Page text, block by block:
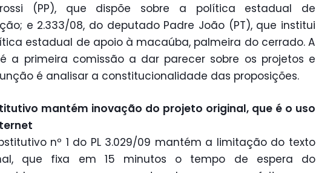
(PP), que dispõe sobre a política estadual de
e 2.333/08, do deputado Padre João (PT), que institui
estadual de apoio à macaúba, palmeira do cerrado. A
a primeira comissão a dar parecer sobre os projetos e
é analisar a constitucionalidade das proposições.
mantém inovação do projeto original, que é o uso
nº 1 do PL 3.029/09 mantém a limitação do texto
que fixa em 15 minutos o tempo de espera do